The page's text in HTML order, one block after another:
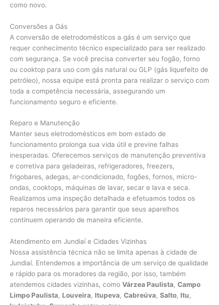
como novo.
Conversões a Gás
A conversão de eletrodomésticos a gás é um serviço que
requer conhecimento técnico especializado para ser realizado
com segurança. Se você precisa converter seu fogão, forno
ou cooktop para uso com gás natural ou GLP (gás liquefeito de
petróleo), nossa equipe está pronta para realizar o serviço com
toda a competência necessária, assegurando um
funcionamento seguro e eficiente.
Reparo e Manutenção
Manter seus eletrodomésticos em bom estado de
funcionamento prolonga sua vida útil e previne falhas
inesperadas. Oferecemos serviços de manutenção preventiva
e corretiva para geladeiras, refrigeradores, freezers,
frigobares, adegas, ar-condicionado, fogões, fornos, micro-
ondas, cooktops, máquinas de lavar, secar e lava e seca.
Realizamos uma inspeção detalhada e efetuamos todos os
reparos necessários para garantir que seus aparelhos
continuem operando de maneira eficiente.
Atendimento em Jundiaí e Cidades Vizinhas
Nossa assistência técnica não se limita apenas à cidade de
Jundiaí. Entendemos a importância de um serviço de qualidade
e rápido para os moradores da região, por isso, também
atendemos cidades vizinhas, como Várzea Paulista, Campo
Limpo Paulista, Louveira, Itupeva, Cabreúva, Salto, Itu,